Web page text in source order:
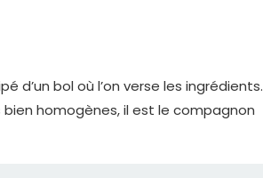
d’un bol où l’on verse les ingrédients.
homogènes, il est le compagnon